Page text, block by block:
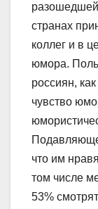
странах
коллег и в
юмора.
россиян,
чувство
что им
том числе
53%